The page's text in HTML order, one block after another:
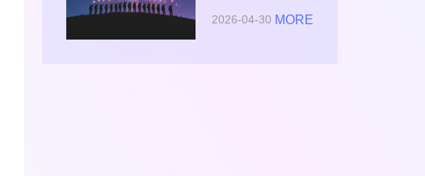
与博士获颁证书
2026-04-30 MORE